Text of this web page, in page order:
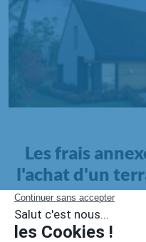
Les frais
l'achat d'un
Il faut également intégrer
pour la maison. Outre
faut prendre en compte